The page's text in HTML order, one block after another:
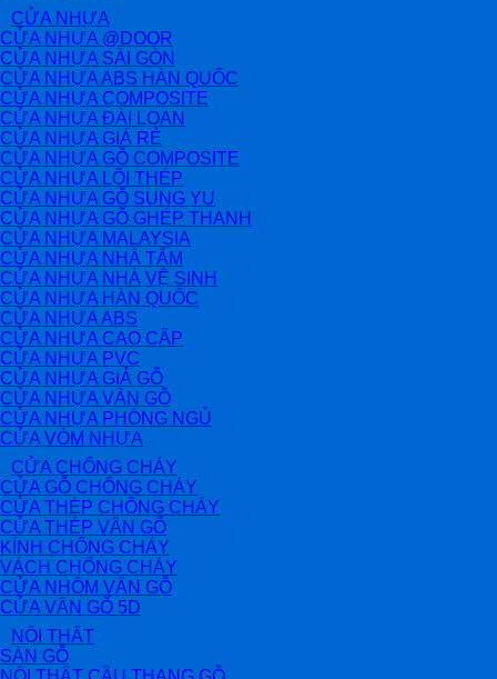
CỬA NHỰA
CỬA NHỰA @DOOR
CỬA NHỰA SÀI GÒN
CỬA NHỰA ABS HÀN QUỐC
CỬA NHỰA COMPOSITE
CỬA NHỰA ĐÀI LOAN
CỬA NHỰA GIÁ RẺ
CỬA NHỰA GỖ COMPOSITE
CỬA NHỰA LÕI THÉP
CỬA NHỰA GỖ SUNG YU
CỬA NHỰA GỖ GHÉP THANH
CỬA NHỰA MALAYSIA
CỬA NHỰA NHÀ TẮM
CỬA NHỰA NHÀ VỆ SINH
CỬA NHỰA HÀN QUỐC
CỬA NHỰA ABS
CỬA NHỰA CAO CẤP
CỬA NHỰA PVC
CỬA NHỰA GIẢ GỖ
CỬA NHỰA VÂN GỖ
CỬA NHỰA PHÒNG NGỦ
CỬA VÒM NHỰA
CỬA CHỐNG CHÁY
CỬA GỖ CHỐNG CHÁY
CỬA THÉP CHỐNG CHÁY
CỬA THÉP VÂN GỖ
KÍNH CHỐNG CHÁY
VÁCH CHỐNG CHÁY
CỬA NHÔM VÂN GỖ
CỬA VÂN GỖ 5D
NỘI THẤT
SÀN GỖ